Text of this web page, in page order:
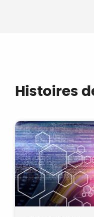
Histoires